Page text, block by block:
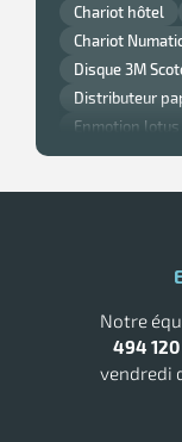
Chariot hôtel
Chariot
Disque 3M
Distributeur
Enmotion lotus
Gant nitrile
Poubelle
Tork savon
Notre
494
vendredi